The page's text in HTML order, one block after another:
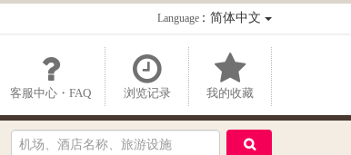
Language：简体中文
客服中心・FAQ 浏览记录 我的收藏